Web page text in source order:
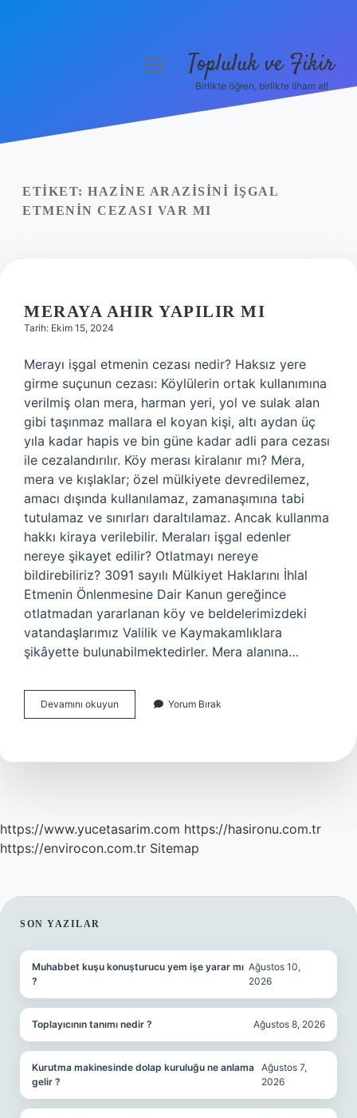
Yasal Uyarı
menüyüTopluluk ve Fikir
Birlikte öğren, birlikte ilham al!
ETIKET: HAZINE ARAZISINI IŞGAL
ETMENIN CEZASI VAR MI
MERAYA AHIR YAPILIR MI
Tarih: Ekim 15, 2024
Merayı işgal etmenin cezası nedir? Haksız yere
girme suçunun cezası: Köylülerin ortak kullanımına
verilmiş olan mera, harman yeri, yol ve sulak alan
gibi taşınmaz mallara el koyan kişi, altı aydan üç
yıla kadar hapis ve bin güne kadar adli para cezası
ile cezalandırılır. Köy merası kiralanır mı? Mera,
mera ve kışlaklar; özel mülkiyete devredilemez,
amacı dışında kullanılamaz, zamanaşımına tabi
tutulamaz ve sınırları daraltılamaz. Ancak kullanma
hakkı kiraya verilebilir. Meraları işgal edenler
nereye şikayet edilir? Otlatmayı nereye
bildirebiliriz? 3091 sayılı Mülkiyet Haklarını İhlal
Etmenin Önlenmesine Dair Kanun gereğince
otlatmadan yararlanan köy ve beldelerimizdeki
vatandaşlarımız Valilik ve Kaymakamlıklara
şikâyette bulunabilmektedirler. Mera alanına…
Devamını okuyun
Ahır
Yorum Bırak
https://www.yucetasarim.com https://hasironu.com.tr
https://envirocon.com.tr Sitemap
SIDEBAR
SON YAZILAR
Muhabbet kuşu konuşturucu yem işe yarar mı
?
Ağustos 10,
2026
Toplayıcının tanımı nedir ? Ağustos 8, 2026
Kurutma makinesinde dolap kuruluğu ne anlama
gelir ?
Ağustos 7,
2026